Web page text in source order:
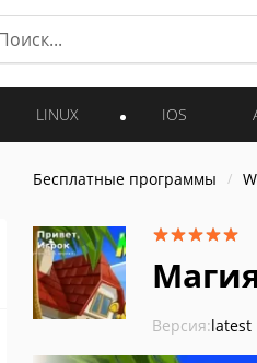
LINUX IOS
Бесплатные программы
Версия:latest